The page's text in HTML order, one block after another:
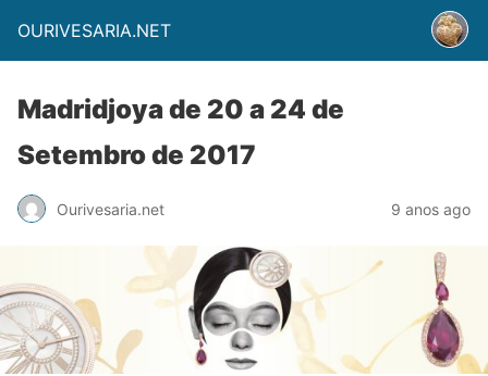
OURIVESARIA.NET
Madridjoya de 20 a 24 de
Setembro de 2017
Ourivesaria.net 9 anos ago